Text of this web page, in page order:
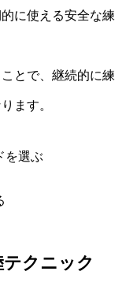
に使える安全な練
とで、継続的に練
ます。
を選ぶ
クニック